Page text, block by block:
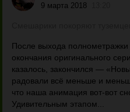
9 марта 2018
После выхода
окончания оригинального
казалось, закончился —
радовали всё меньше и
что наша анимация вот-вот
Удивительным этапом...